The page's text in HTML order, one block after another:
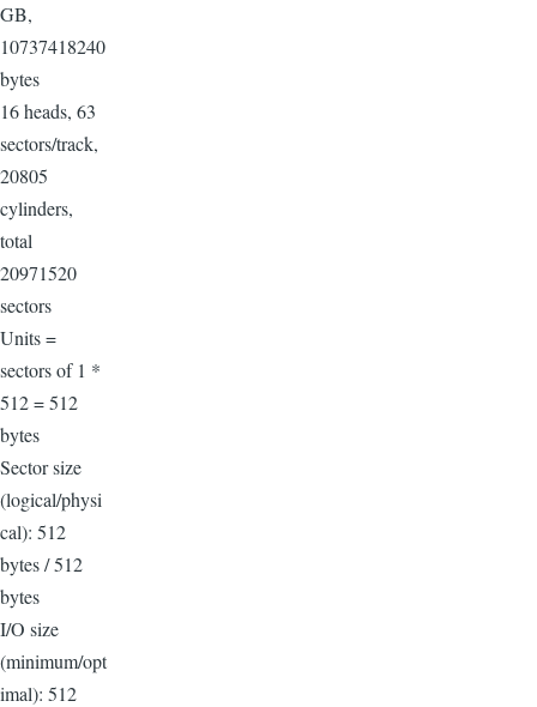
GB,
10737418240
bytes
16 heads, 63
sectors/track,
20805
cylinders,
total
20971520
sectors
Units =
sectors of 1 *
512 = 512
bytes
Sector size
(logical/physi
cal): 512
bytes / 512
bytes
I/O size
(minimum/opt
imal): 512